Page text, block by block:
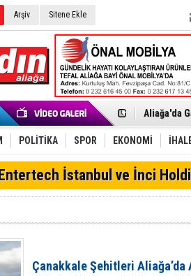
Arşiv Sitene Ekle
Menemen
Furkan
Chp
AK Parti
SOCAR
Trafiği
Alto,
Chp
Aliağa-
POLİTİKA SPOR EKONOMİ
İstanbul ve İnci
Çanakkale Şehitleri Aliağa’da